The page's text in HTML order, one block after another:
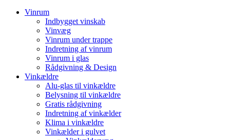
Vinrum
Indbygget vinskab
Vinvæg
Vinrum under trappe
Indretning af vinrum
Vinrum i glas
Rådgivning & Design
Vinkældre
Alu-glas til vinkældre
Belysning til vinkældre
Gratis rådgivning
Indretning af vinkælder
Klima i vinkældre
Vinkælder i gulvet